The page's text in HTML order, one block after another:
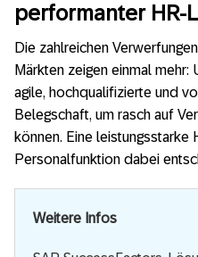
performanter HR-
Die zahlreichen
Märkten zeigen einmal mehr:
agile, hochqualifizierte und
Belegschaft, um rasch auf
können. Eine leistungsstarke
Personalfunktion dabei
Weitere Infos